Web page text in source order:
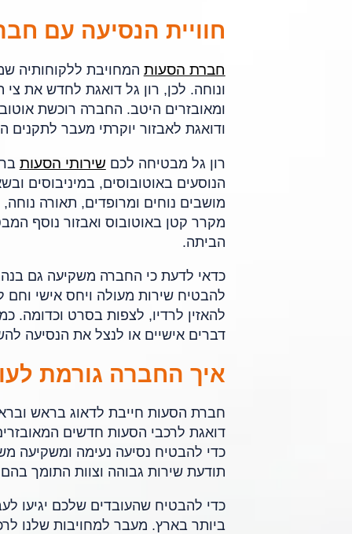
חוויית הנסיעה עם
חברת הסעות המחויבת ללקוחותיה
ונוחה. לכן, רון גל דואגת לחדש את
ומאובזרים היטב. החברה רוכשת
ודואגת לאבזור יוקרתי מעבר לתקנים
רון גל מבטיחה לכם שירותי הסעות
הנוסעים באוטובוסים, במיניבוסים
מושבים נוחים ומרופדים, תאורה
מקרר קטן באוטובוס ואבזור נוסף
הביתה.
כדאי לדעת כי החברה משקיעה גם
להבטיח שירות מעולה ויחס אישי
להאזין לרדיו, לצפות בסרט וכדומה.
דברים אישיים או לנצל את הנסיעה
איך החברה גורמת
חברת הסעות חייבת לדאוג בראש
דואגת לרכבי הסעות חדשים
כדי להבטיח נסיעה נעימה ומשקיעה
תודעת שירות גבוהה וצוות התומך
כדי להבטיח שהעובדים שלכם יגיעו
ביותר בארץ. מעבר למחויבות שלנו